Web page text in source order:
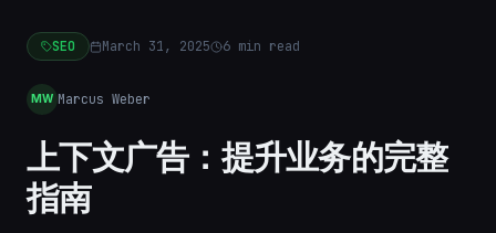
SEO March 31, 2025 6 min read
MW Marcus Weber
上下文广告：提升业务的完整
指南